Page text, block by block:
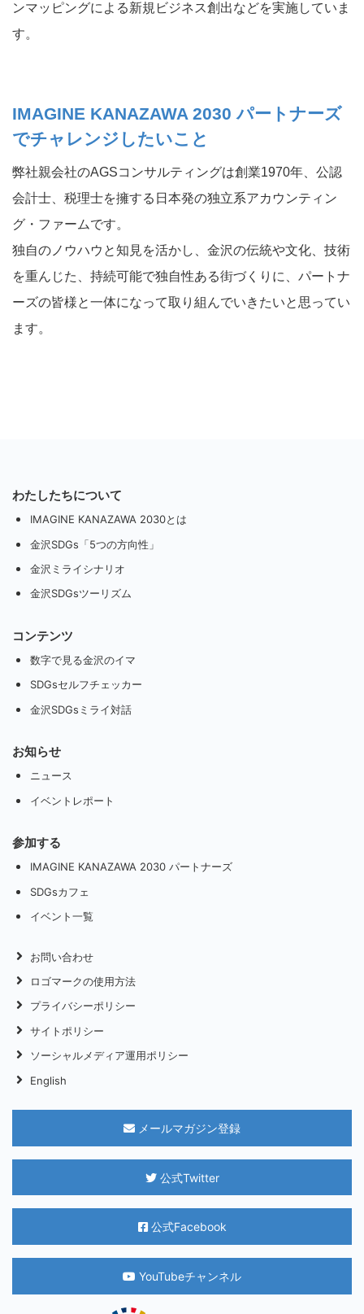
ンマッピングによる新規ビジネス創出などを実施していま
す。
IMAGINE KANAZAWA 2030 パートナーズ
でチャレンジしたいこと
弊社親会社のAGSコンサルティングは創業1970年、公認
会計士、税理士を擁する日本発の独立系アカウンティン
グ・ファームです。
独自のノウハウと知見を活かし、金沢の伝統や文化、技術
を重んじた、持続可能で独自性ある街づくりに、パートナ
ーズの皆様と一体になって取り組んでいきたいと思ってい
ます。
わたしたちについて
IMAGINE KANAZAWA 2030とは
金沢SDGs「5つの方向性」
金沢ミライシナリオ
金沢SDGsツーリズム
コンテンツ
数字で見る金沢のイマ
SDGsセルフチェッカー
金沢SDGsミライ対話
お知らせ
ニュース
イベントレポート
参加する
IMAGINE KANAZAWA 2030 パートナーズ
SDGsカフェ
イベント一覧
お問い合わせ
ロゴマークの使用方法
プライバシーポリシー
サイトポリシー
ソーシャルメディア運用ポリシー
English
メールマガジン登録
公式Twitter
公式Facebook
YouTubeチャンネル